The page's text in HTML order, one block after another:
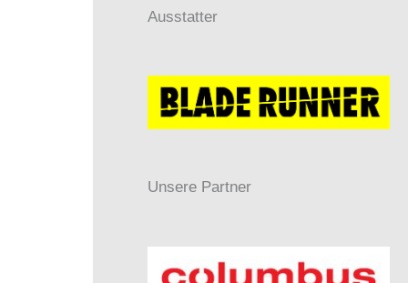
Ausstatter
Unsere Partner